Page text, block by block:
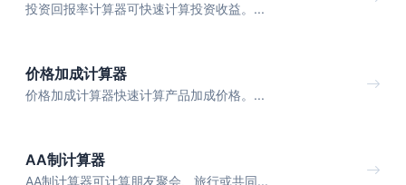
投资回报率计算器可快速计算投资收益。...
价格加成计算器
价格加成计算器快速计算产品加成价格。...
AA制计算器
AA制计算器可计算朋友聚会、旅行或共同...